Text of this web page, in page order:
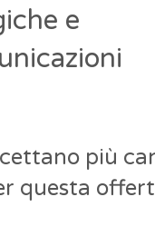
e
più
questa